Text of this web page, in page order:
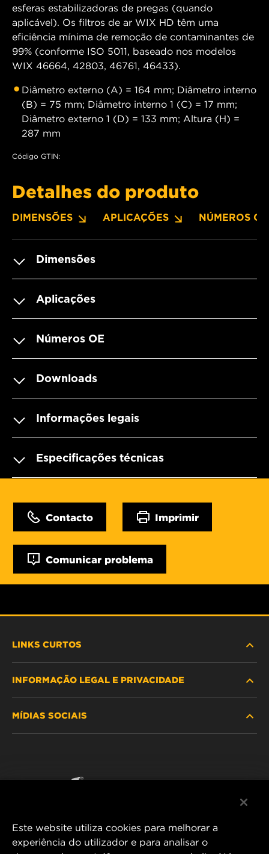
esferas estabilizadoras de pregas (quando
aplicável). Os filtros de ar WIX HD têm uma
eficiência mínima de remoção de contaminantes de
99% (conforme ISO 5011, baseado nos modelos
WIX 46664, 42803, 46761, 46433).
Diâmetro externo (A) = 164 mm; Diâmetro interno
(B) = 75 mm; Diâmetro interno 1 (C) = 17 mm;
Diâmetro externo 1 (D) = 133 mm; Altura (H) =
287 mm
Código GTIN:
Detalhes do produto
DIMENSÕES APLICAÇÕES NÚMEROS OE
Dimensões
Aplicações
Números OE
Downloads
Informações legais
Especificações técnicas
Contacto Imprimir
Comunicar problema
LINKS CURTOS
PROCURE O FILTRO
ONDE COMPRAR
CONTACTE NOS
INFORMAÇÃO LEGAL E PRIVACIDADE
MÍDIAS SOCIAIS
Este website utiliza cookies para melhorar a
experiência do utilizador e para analisar o